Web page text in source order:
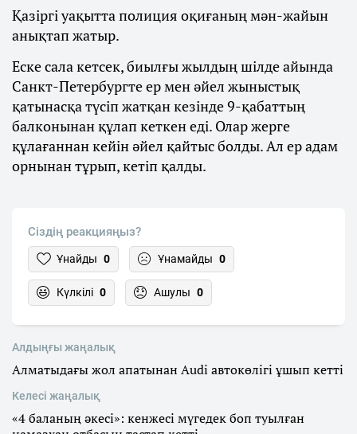
Қазіргі уақытта полиция оқиғаның мән-жайын
анықтап жатыр.
Еске сала кетсек, биылғы жылдың шілде айында
Санкт-Петербургте ер мен әйел жыныстық
қатынасқа түсіп жатқан кезінде 9-қабаттың
балконынан құлап кеткен еді. Олар жерге
құлағаннан кейін әйел қайтыс болды. Ал ер адам
орнынан тұрып, кетіп қалды.
Сіздің реакцияңыз?
Ұнайды 0 Ұнамайды 0
Күлкілі 0 Ашулы 0
Алдыңғы жаңалық
Алматыдағы жол апатынан Audi автокөлігі ұшып кетті
Келесі жаңалық
«4 баланың әкесі»: кенжесі мүгедек боп туылған